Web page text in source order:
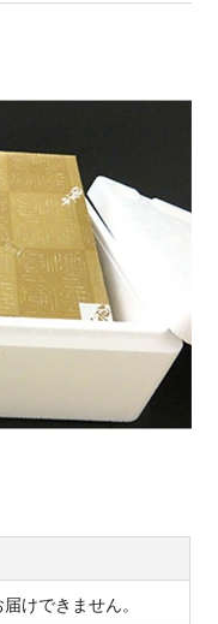
けできません。